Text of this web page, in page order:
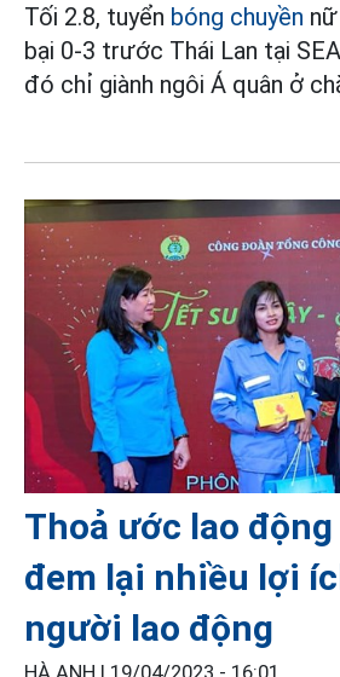
Tối 2.8, tuyển bóng chuyền
bại 0-3 trước Thái Lan tại
đó chỉ giành ngôi Á quân ở
Thoả ước lao
đem lại nhiều lợi
người lao động